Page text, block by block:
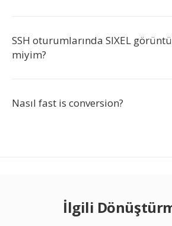
SSH oturumlarında SIXEL
miyim?
Nasıl fast is conversion?
İlgili